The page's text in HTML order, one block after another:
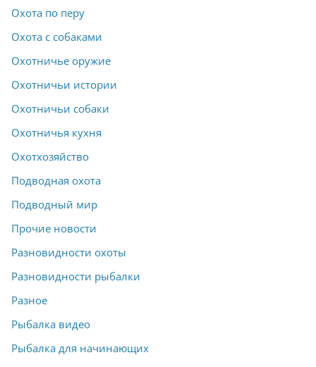
Охота по перу
Охота с собаками
Охотничье оружие
Охотничьи истории
Охотничьи собаки
Охотничья кухня
Охотхозяйство
Подводная охота
Подводный мир
Прочие новости
Разновидности охоты
Разновидности рыбалки
Разное
Рыбалка видео
Рыбалка для начинающих